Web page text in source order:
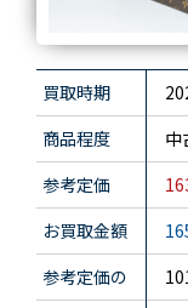
買取時期
商品程度
中
参考定価
お買取金額
参考定価の